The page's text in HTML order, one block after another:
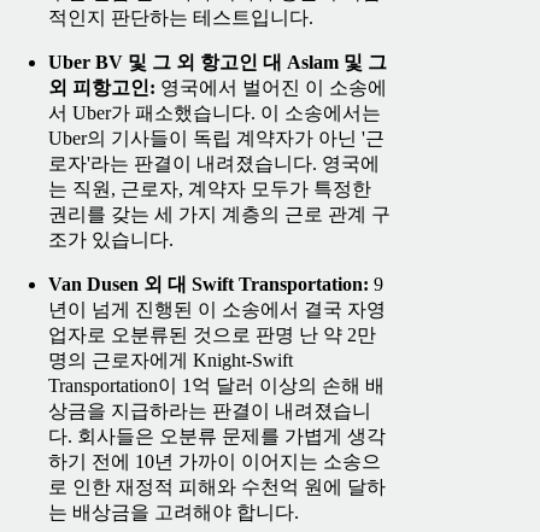
적인지 판단하는 테스트입니다.
Uber BV 및 그 외 항고인 대 Aslam 및 그
외 피항고인: 영국에서 벌어진 이 소송에
서 Uber가 패소했습니다. 이 소송에서는
Uber의 기사들이 독립 계약자가 아닌 '근
로자'라는 판결이 내려졌습니다. 영국에
는 직원, 근로자, 계약자 모두가 특정한
권리를 갖는 세 가지 계층의 근로 관계 구
조가 있습니다.
Van Dusen 외 대 Swift Transportation: 9
년이 넘게 진행된 이 소송에서 결국 자영
업자로 오분류된 것으로 판명 난 약 2만
명의 근로자에게 Knight-Swift
Transportation이 1억 달러 이상의 손해 배
상금을 지급하라는 판결이 내려졌습니
다. 회사들은 오분류 문제를 가볍게 생각
하기 전에 10년 가까이 이어지는 소송으
로 인한 재정적 피해와 수천억 원에 달하
는 배상금을 고려해야 합니다.